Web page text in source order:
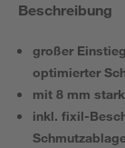
Beschreibung
großer
optimierter
mit 8 mm
inkl. fixil-